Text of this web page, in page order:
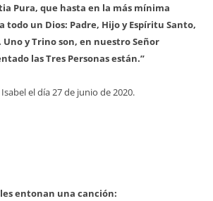
Pura, que hasta en la más mínima
todo un Dios: Padre, Hijo y Espíritu Santo,
Uno y Trino son, en nuestro Señor
las Tres Personas están.”
el día 27 de junio de 2020.
entonan una canción: